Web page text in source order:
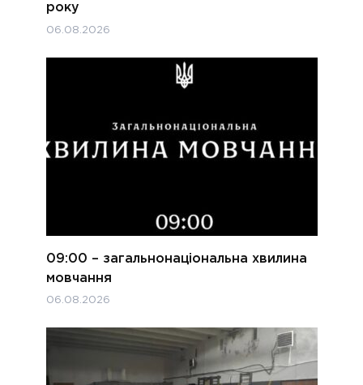
року
06.08.2026
09:00 – загальнонаціональна хвилина
мовчання
06.08.2026